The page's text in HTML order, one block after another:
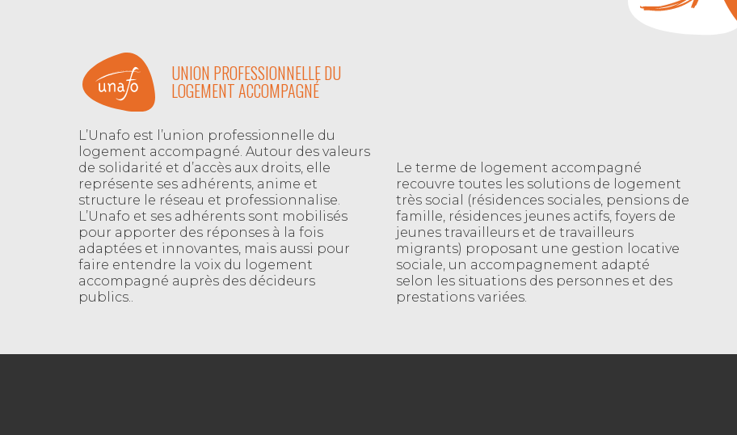
UNION PROFESSIONNELLE DU
LOGEMENT ACCOMPAGNÉ
L’Unafo est l’union professionnelle du
logement accompagné. Autour des valeurs
de solidarité et d’accès aux droits, elle
représente ses adhérents, anime et
structure le réseau et professionnalise.
L’Unafo et ses adhérents sont mobilisés
pour apporter des réponses à la fois
adaptées et innovantes, mais aussi pour
faire entendre la voix du logement
accompagné auprès des décideurs
publics..
Le terme de logement accompagné
recouvre toutes les solutions de logement
très social (résidences sociales, pensions de
famille, résidences jeunes actifs, foyers de
jeunes travailleurs et de travailleurs
migrants) proposant une gestion locative
sociale, un accompagnement adapté
selon les situations des personnes et des
prestations variées.